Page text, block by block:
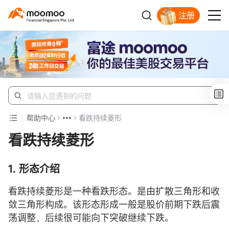
注册
帮助中心 看跌持续菱形
看跌持续菱形
1. 形态介绍
看跌持续菱形是一种看跌形态。是由扩散三角形和收
敛三角形构成。该形态形成一般是股价前期下跌后震
荡调整，后续很可能向下突破继续下跌。